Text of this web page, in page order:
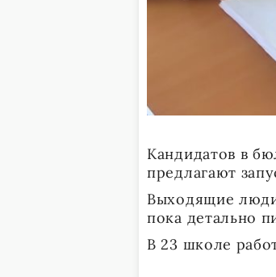
Кандидатов в
предлагают
Выходящие
пока детально
В 23 школе